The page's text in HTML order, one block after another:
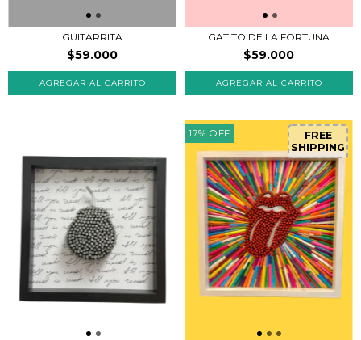
GUITARRITA
$59.000
GATITO DE LA FORTUNA
$59.000
17% OFF FREE
SHIPPING